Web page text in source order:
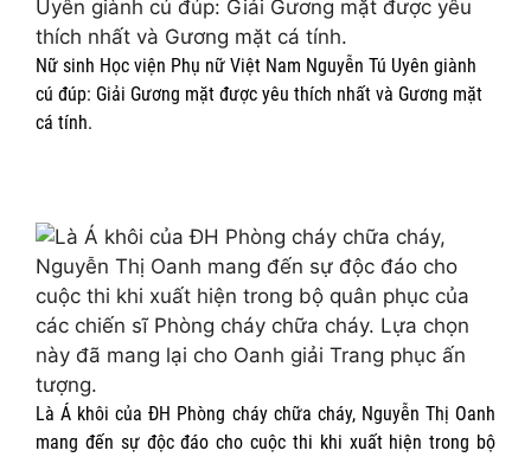
Nữ sinh Học viện Phụ nữ Việt Nam Nguyễn Tú Uyên giành
cú đúp: Giải Gương mặt được yêu thích nhất và Gương mặt
cá tính.
Là Á khôi của ĐH Phòng cháy chữa cháy, Nguyễn Thị Oanh
mang đến sự độc đáo cho cuộc thi khi xuất hiện trong bộ